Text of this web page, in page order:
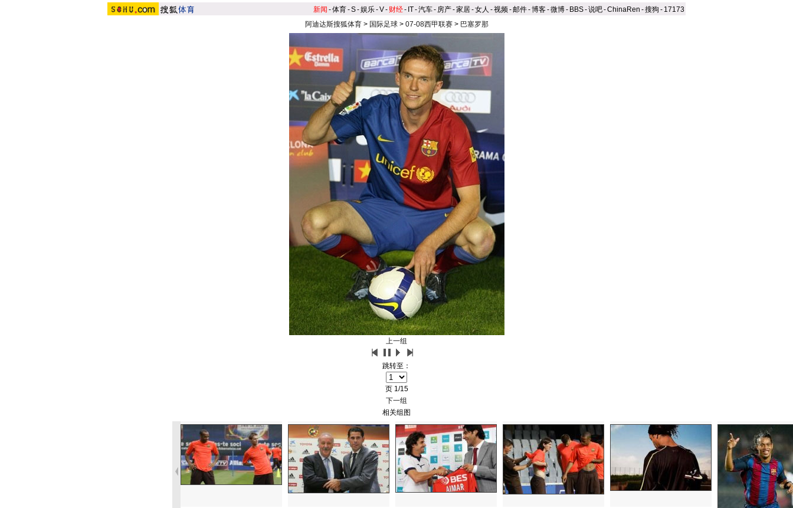
新闻 -体育-S-娱乐-V- 财经- IT-汽车- 房产-家居-女人 -视频-邮件-博客-微博- BBS-说吧-ChinaRen -搜狗 - 17173
阿迪达斯搜狐体育> 国际足球> 07-08西甲联赛> 巴塞罗那
上一组
跳转至：
页 1/15
下一组
相关组图